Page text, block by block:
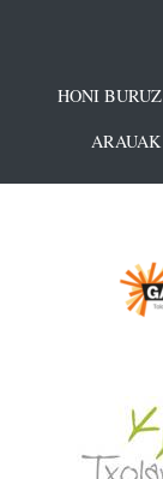
HONI BURUZ
ARAUAK